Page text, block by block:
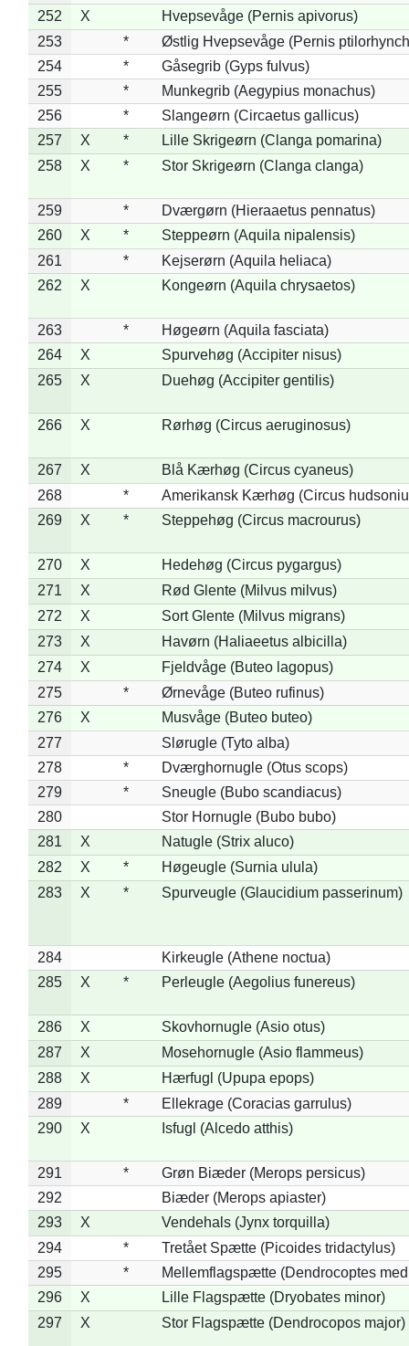
252
X
Hvepsevåge (Pernis apivorus)
253
*
Østlig Hvepsevåge (Pernis
254
*
Gåsegrib (Gyps fulvus)
255
*
Munkegrib (Aegypius monachus)
256
*
Slangeørn (Circaetus gallicus)
257
X *
Lille Skrigeørn (Clanga pomarina)
258
X * Stor Skrigeørn (Clanga clanga)
259 *
Dværgørn (Hieraaetus pennatus)
260
X *
Steppeørn (Aquila nipalensis)
261
*
Kejserørn (Aquila heliaca)
262
X Kongeørn (Aquila chrysaetos)
263 *
Høgeørn (Aquila fasciata)
264
X
Spurvehøg (Accipiter nisus)
265
X Duehøg (Accipiter gentilis)
266 X Rørhøg (Circus aeruginosus)
267 X
Blå Kærhøg (Circus cyaneus)
268
*
Amerikansk Kærhøg (Circus
269
X * Steppehøg (Circus macrourus)
270 X
Hedehøg (Circus pygargus)
271
X
Rød Glente (Milvus milvus)
272
X
Sort Glente (Milvus migrans)
273
X
Havørn (Haliaeetus albicilla)
274
X
Fjeldvåge (Buteo lagopus)
275
*
Ørnevåge (Buteo rufinus)
276
X
Musvåge (Buteo buteo)
277
Slørugle (Tyto alba)
278
*
Dværghornugle (Otus scops)
279
*
Sneugle (Bubo scandiacus)
280
Stor Hornugle (Bubo bubo)
281
X
Natugle (Strix aluco)
282
X *
Høgeugle (Surnia ulula)
283
X * Spurveugle (Glaucidium passerinum)
284
Kirkeugle (Athene noctua)
285
X * Perleugle (Aegolius funereus)
286 X
Skovhornugle (Asio otus)
287
X
Mosehornugle (Asio flammeus)
288
X
Hærfugl (Upupa epops)
289
*
Ellekrage (Coracias garrulus)
290
X Isfugl (Alcedo atthis)
291 *
Grøn Biæder (Merops persicus)
292
Biæder (Merops apiaster)
293
X
Vendehals (Jynx torquilla)
294
*
Tretået Spætte (Picoides tridactylus)
295
*
Mellemflagspætte (Dendrocoptes
296
X
Lille Flagspætte (Dryobates minor)
297
X Stor Flagspætte (Dendrocopos major)